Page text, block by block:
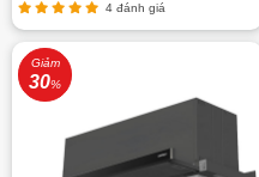
4 đánh giá
Giảm
30%